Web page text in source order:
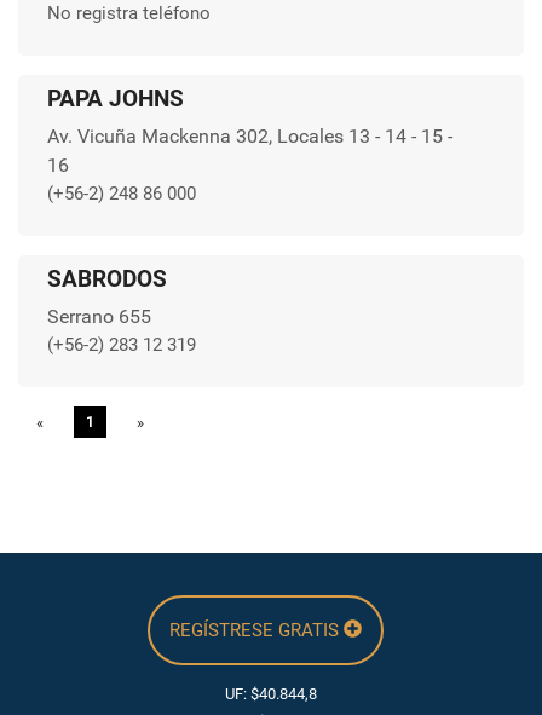
No registra teléfono
PAPA JOHNS
Av. Vicuña Mackenna 302, Locales 13 - 14 - 15 -
16
(+56-2) 248 86 000
SABRODOS
Serrano 655
(+56-2) 283 12 319
« Previous
1 »
REGÍSTRESE GRATIS
UF: $40.844,8